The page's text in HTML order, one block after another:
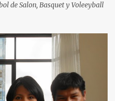
de Salon, Basquet y Voleeyball